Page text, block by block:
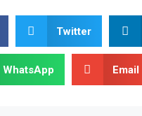
Twitter
WhatsApp Email